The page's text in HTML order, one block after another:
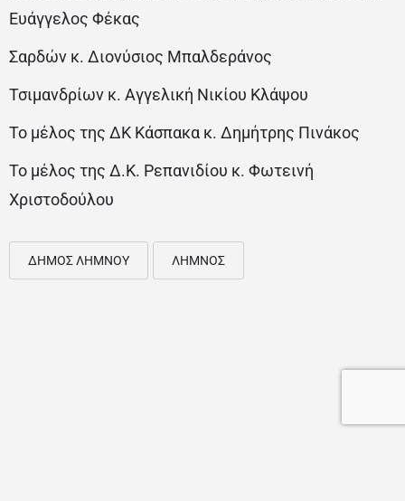
Ευάγγελος Φέκας
Σαρδών κ. Διονύσιος Μπαλδεράνος
Τσιμανδρίων κ. Αγγελική Νικίου Κλάψου
Το μέλος της ΔΚ Κάσπακα κ. Δημήτρης Πινάκος
Το μέλος της Δ.Κ. Ρεπανιδίου κ. Φωτεινή
Χριστοδούλου
ΔΗΜΟΣ ΛΗΜΝΟΥ ΛΗΜΝΟΣ